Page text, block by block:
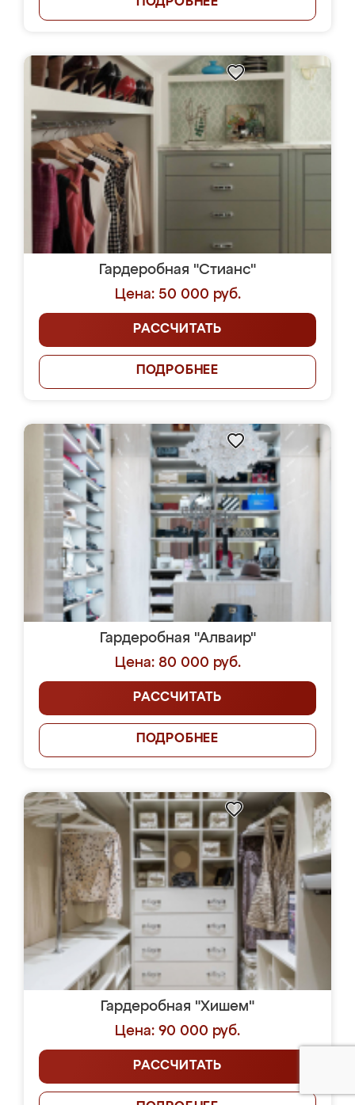
Гардеробная "Стианс"
Цена: 50 000 руб.
РАССЧИТАТЬ
ПОДРОБНЕЕ
Гардеробная "Алваир"
Цена: 80 000 руб.
РАССЧИТАТЬ
ПОДРОБНЕЕ
Гардеробная "Хишем"
Цена: 90 000 руб.
РАССЧИТАТЬ